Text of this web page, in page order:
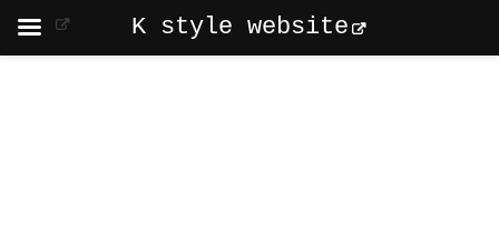
K style website